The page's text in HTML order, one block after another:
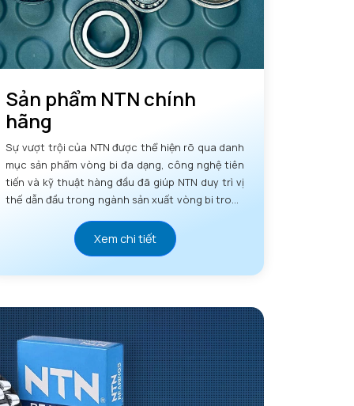
Sản phẩm NTN chính
hãng
Sự vượt trội của NTN được thể hiện rõ qua danh
mục sản phẩm vòng bi đa dạng, công nghệ tiên
tiến và kỹ thuật hàng đầu đã giúp NTN duy trì vị
thế dẫn đầu trong ngành sản xuất vòng bi trong
Xem chi tiết